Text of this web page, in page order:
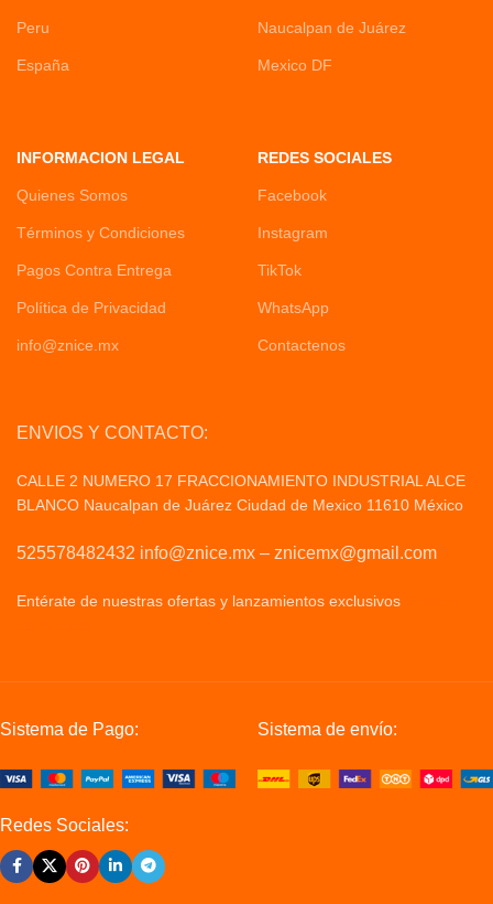
Peru
España
Naucalpan de Juárez
Mexico DF
INFORMACION LEGAL
Quienes Somos
Términos y Condiciones
Pagos Contra Entrega
Política de Privacidad
info@znice.mx
REDES SOCIALES
Facebook
Instagram
TikTok
WhatsApp
Contactenos
ENVIOS Y CONTACTO:
CALLE 2 NUMERO 17 FRACCIONAMIENTO INDUSTRIAL ALCE
BLANCO Naucalpan de Juárez Ciudad de Mexico 11610 México
525578482432 info@znice.mx – znicemx@gmail.com
Entérate de nuestras ofertas y lanzamientos exclusivos
Sistema de Pago: Sistema de envío:
Redes Sociales: